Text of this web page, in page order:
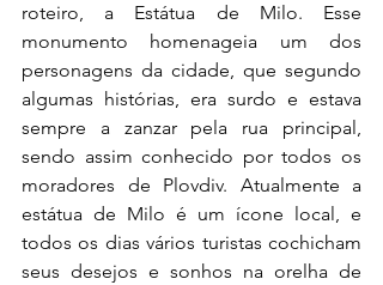
roteiro, a Estátua de Milo. Esse
monumento homenageia um dos
personagens da cidade, que segundo
algumas histórias, era surdo e estava
sempre a zanzar pela rua principal,
sendo assim conhecido por todos os
moradores de Plovdiv. Atualmente a
estátua de Milo é um ícone local, e
todos os dias vários turistas cochicham
seus desejos e sonhos na orelha de